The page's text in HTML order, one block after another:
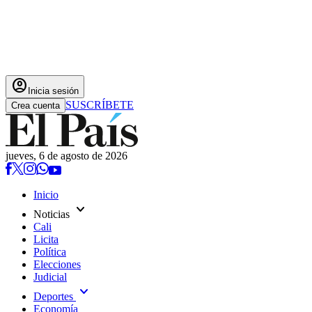
account_circle Inicia sesión
Crea cuenta SUSCRÍBETE
jueves, 6 de agosto de 2026
Inicio
Noticias expand_more
Cali
Licita
Política
Elecciones
Judicial
Deportes expand_more
Economía